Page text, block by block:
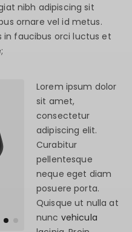
nibh adipiscing sit
ornare vel id metus.
in faucibus orci luctus et
Lorem ipsum dolor
sit amet,
consectetur
adipiscing elit.
Curabitur
pellentesque
neque eget diam
posuere porta.
Quisque ut nulla at
nunc vehicula